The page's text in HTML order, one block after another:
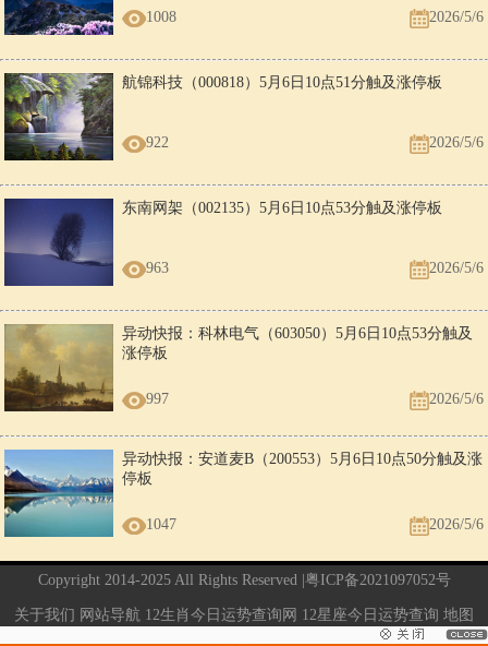
1008 2026/5/6
航锦科技（000818）5月6日10点51分触及涨停板
922 2026/5/6
东南网架（002135）5月6日10点53分触及涨停板
963 2026/5/6
异动快报：科林电气（603050）5月6日10点53分触及
涨停板
997 2026/5/6
异动快报：安道麦B（200553）5月6日10点50分触及涨
停板
1047 2026/5/6
Copyright 2014-2025 All Rights Reserved | 粤ICP备2021097052号
关于我们 网站导航 12生肖今日运势查询网 12星座今日运势查询 地图